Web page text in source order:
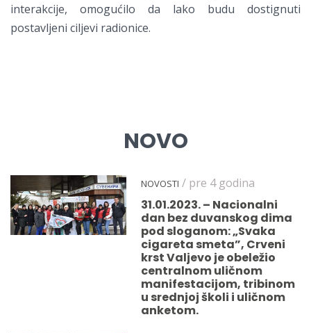
interakcije, omogućilo da lako budu dostignuti
postavljeni ciljevi radionice.
NOVO
NOVOSTI / pre 4 godina
31.01.2023. – Nacionalni
dan bez duvanskog dima
pod sloganom: „Svaka
cigareta smeta”, Crveni
krst Valjevo je obeležio
centralnom uličnom
manifestacijom, tribinom
u srednjoj školi i uličnom
anketom.